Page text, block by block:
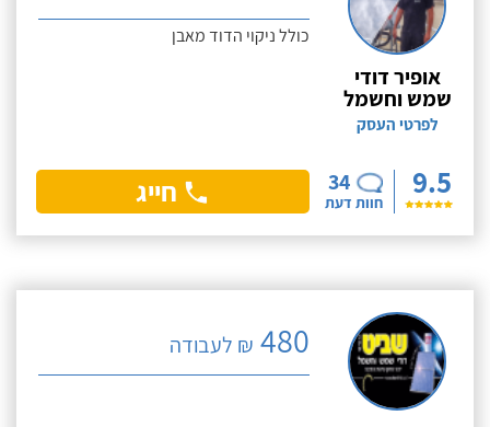
אופיר דודי
שמש וחשמל
לפרטי העסק
9.5
34
חוות דעת
כולל ניקוי הדוד מאבן
חייג
480 ₪ לעבודה